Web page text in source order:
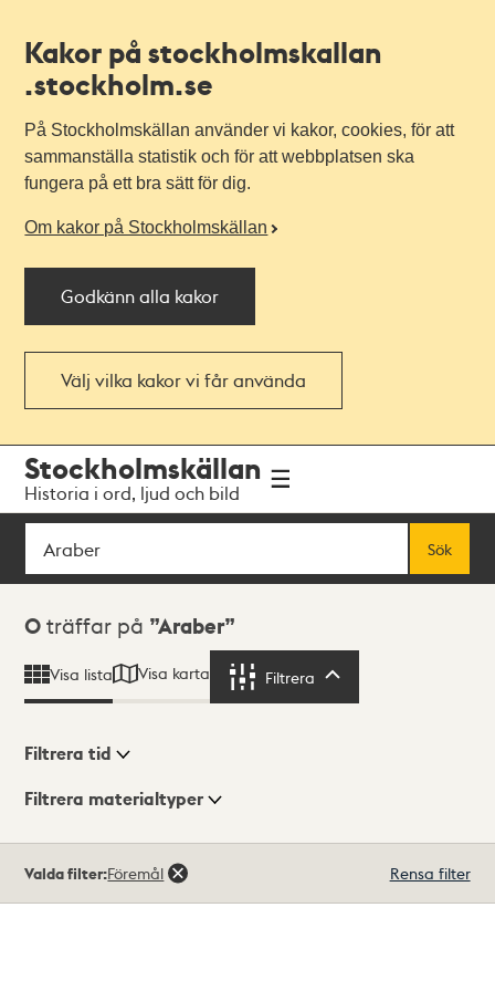
Kakor på stockholmskallan
.stockholm.se
På Stockholmskällan använder vi kakor, cookies, för att
sammanställa statistik och för att webbplatsen ska
fungera på ett bra sätt för dig.
Om kakor på Stockholmskällan
Godkänn alla kakor
Välj vilka kakor vi får använda
navigationen
huvudinnehållet
Stockholmskällan
Historia i ord, ljud och bild
Sök
Sök
Sökresultat
0 träffar på Araber
Visa lista Visa karta Filtrera
Visningsläge
Filtrera tid
Filtrera materialtyper
träffar
Valda filter:Föremål Rensa filter